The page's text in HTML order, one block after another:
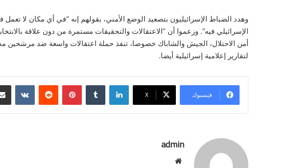
وهدد الضباط الإسرائيليون بتصعيد الوضع الأمني، بقولهم إنه “في أي مكان لا
الإسرائيلي فيه”. وزعموا أن “الاعتقالات والتحقيقات مستمرة من دون علاقة
أمن الاحتلال، الجيش والشاباك خصوصا، تنفذ حملة اعتقالات واسعة ضد مرشحين
لتقارير إعلامية إسرائيلية أيضا.
فيسبوك ‫X
لينكدإن بينتيريست
admin